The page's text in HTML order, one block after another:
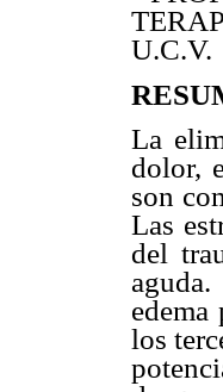
U.C.V.
La
dolor,
son
Las
del
los